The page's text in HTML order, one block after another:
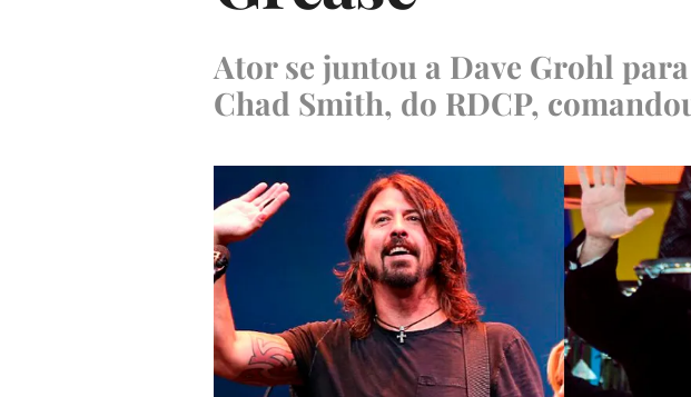
Ator se juntou a Dave Grohl
Chad Smith, do RDCP,